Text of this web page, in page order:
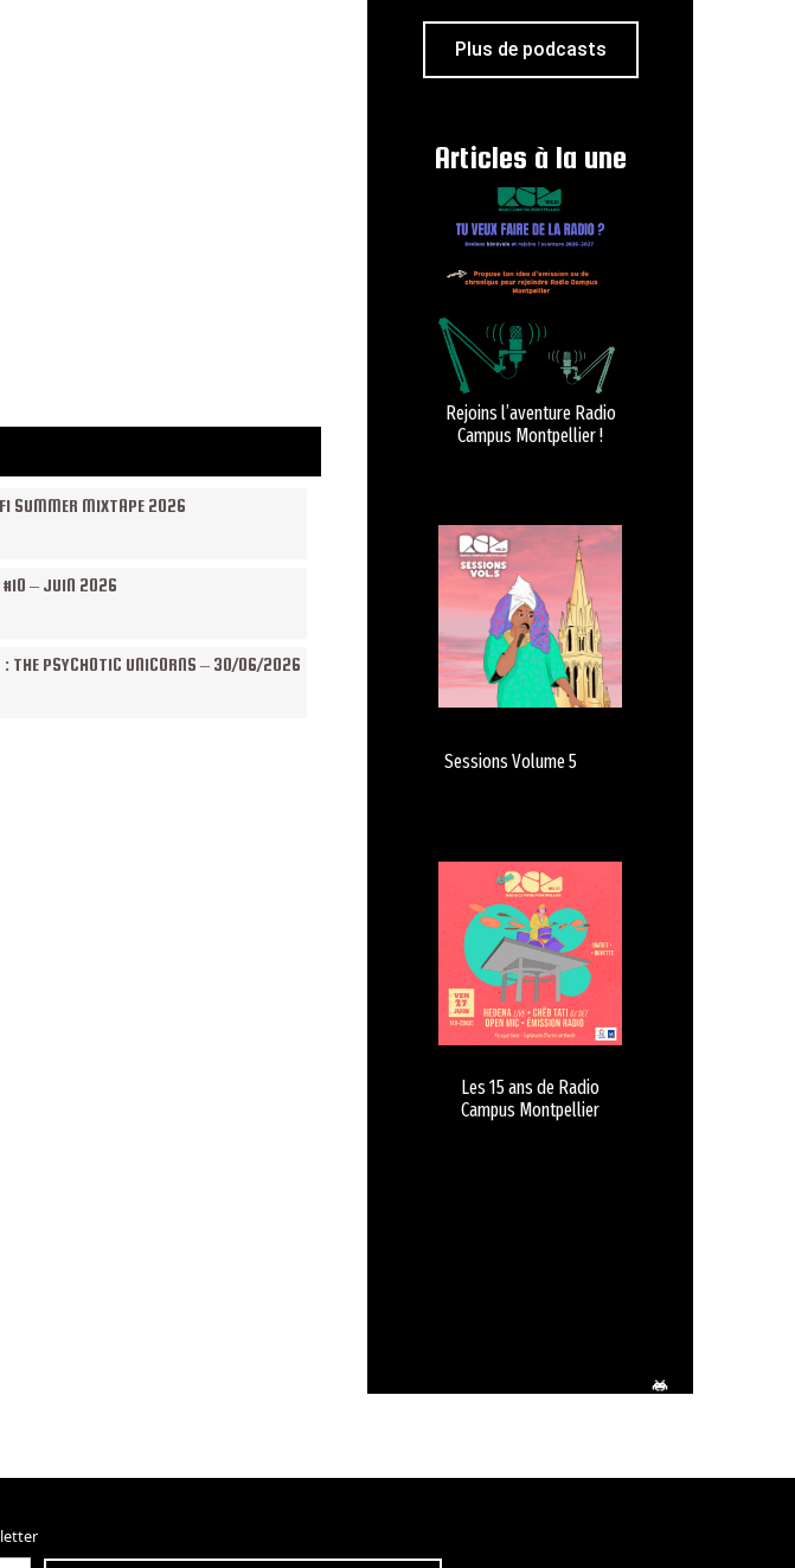
SUMMER MIXTAPE 2026
#10 – JUIN 2026
: THE PSYCHOTIC UNICORNS – 30/06/2026
Plus de podcasts
Articles à la une
Rejoins l’aventure Radio
Campus Montpellier !
Sessions Volume 5
Les 15 ans de Radio
Campus Montpellier